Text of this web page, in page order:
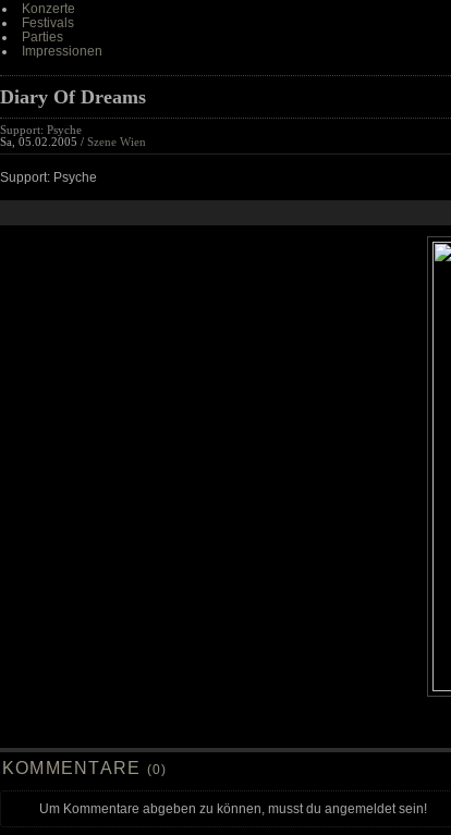
Konzerte
Festivals
Parties
Impressionen
Diary Of Dreams
Support: Psyche
Sa, 05.02.2005 / Szene Wien
Support: Psyche
KOMMENTARE (0)
Um Kommentare abgeben zu können, musst du angemeldet sein!